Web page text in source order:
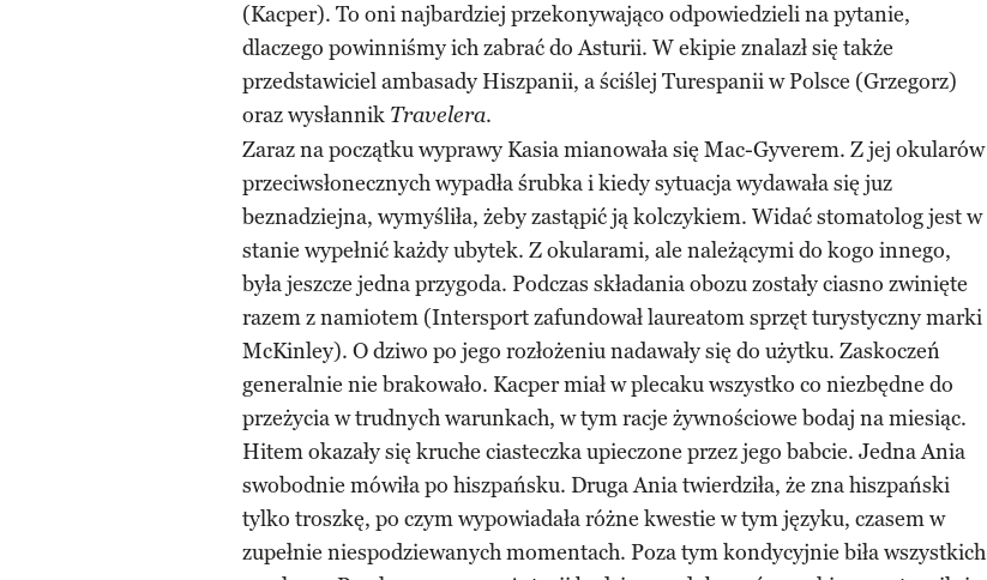
(Kacper). To oni najbardziej przekonywająco odpowiedzieli na pytanie,
dlaczego powinniśmy ich zabrać do Asturii. W ekipie znalazł się także
przedstawiciel ambasady Hiszpanii, a ściślej Turespanii w Polsce (Grzegorz)
oraz wysłannik Travelera.
Zaraz na początku wyprawy Kasia mianowała się Mac-Gyverem. Z jej okularów
przeciwsłonecznych wypadła śrubka i kiedy sytuacja wydawała się juz
beznadziejna, wymyśliła, żeby zastąpić ją kolczykiem. Widać stomatolog jest w
stanie wypełnić każdy ubytek. Z okularami, ale należącymi do kogo innego,
była jeszcze jedna przygoda. Podczas składania obozu zostały ciasno zwinięte
razem z namiotem (Intersport zafundował laureatom sprzęt turystyczny marki
McKinley). O dziwo po jego rozłożeniu nadawały się do użytku. Zaskoczeń
generalnie nie brakowało. Kacper miał w plecaku wszystko co niezbędne do
przeżycia w trudnych warunkach, w tym racje żywnościowe bodaj na miesiąc.
Hitem okazały się kruche ciasteczka upieczone przez jego babcie. Jedna Ania
swobodnie mówiła po hiszpańsku. Druga Ania twierdziła, że zna hiszpański
tylko troszkę, po czym wypowiadała różne kwestie w tym języku, czasem w
zupełnie niespodziewanych momentach. Poza tym kondycyjnie biła wszystkich